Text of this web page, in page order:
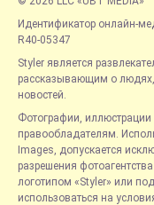
Идентификатор онлайн-
R40-05347
Styler является
рассказывающим о людях,
новостей.
Фотографии,
правообладателям.
Images, допускается
разрешения
логотипом «Styler» или
использоваться на